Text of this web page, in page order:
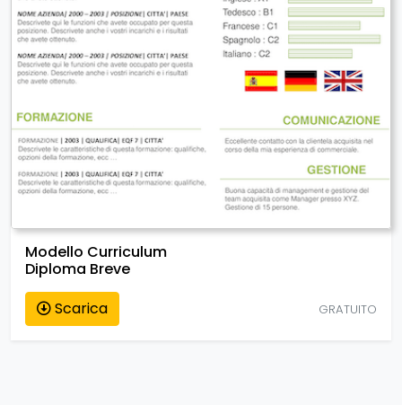
Modello Curriculum
Diploma Breve
Scarica
GRATUITO